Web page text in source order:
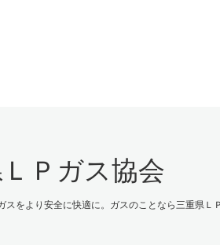
Ｐガス協会
スをより安全に快適に。ガスのことなら三重県Ｌ